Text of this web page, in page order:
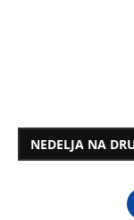
NEDELJA NA